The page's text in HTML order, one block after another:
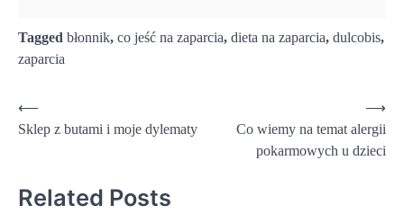
Tagged błonnik, co jeść na zaparcia, dieta na zaparcia, dulcobis,
zaparcia
Nawigacja
wpisu
⟵
Sklep z butami i moje dylematy
Co wiemy na temat alergii
pokarmowych u dzieci
⟶
Related Posts